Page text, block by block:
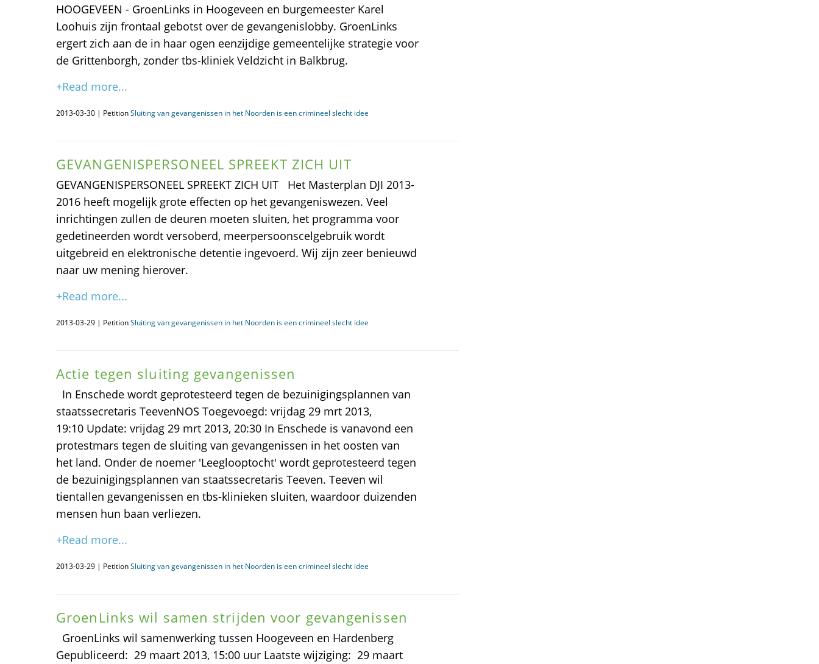
HOOGEVEEN - GroenLinks in Hoogeveen en burgemeester Karel
Loohuis zijn frontaal gebotst over de gevangenislobby. GroenLinks
ergert zich aan de in haar ogen eenzijdige gemeentelijke strategie voor
de Grittenborgh, zonder tbs-kliniek Veldzicht in Balkbrug.
+Read more...
2013-03-30 | PetitionSluiting van gevangenissen in het Noorden is een crimineel slecht idee
GEVANGENISPERSONEEL SPREEKT ZICH UIT
GEVANGENISPERSONEEL SPREEKT ZICH UIT Het Masterplan DJI 2013-
2016 heeft mogelijk grote effecten op het gevangeniswezen. Veel
inrichtingen zullen de deuren moeten sluiten, het programma voor
gedetineerden wordt versoberd, meerpersoonscelgebruik wordt
uitgebreid en elektronische detentie ingevoerd. Wij zijn zeer benieuwd
naar uw mening hierover.
+Read more...
2013-03-29 | PetitionSluiting van gevangenissen in het Noorden is een crimineel slecht idee
Actie tegen sluiting gevangenissen
In Enschede wordt geprotesteerd tegen de bezuinigingsplannen van
staatssecretaris TeevenNOS Toegevoegd: vrijdag 29 mrt 2013,
19:10 Update: vrijdag 29 mrt 2013, 20:30 In Enschede is vanavond een
protestmars tegen de sluiting van gevangenissen in het oosten van
het land. Onder de noemer 'Leeglooptocht' wordt geprotesteerd tegen
de bezuinigingsplannen van staatssecretaris Teeven. Teeven wil
tientallen gevangenissen en tbs-klinieken sluiten, waardoor duizenden
mensen hun baan verliezen.
+Read more...
2013-03-29 | PetitionSluiting van gevangenissen in het Noorden is een crimineel slecht idee
GroenLinks wil samen strijden voor gevangenissen
GroenLinks wil samenwerking tussen Hoogeveen en Hardenberg
Gepubliceerd: 29 maart 2013, 15:00 uur Laatste wijziging: 29 maart